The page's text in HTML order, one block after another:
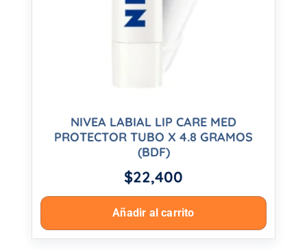
NIVEA LABIAL LIP CARE MED
PROTECTOR TUBO X 4.8 GRAMOS
(BDF)
$22,400
Añadir al carrito